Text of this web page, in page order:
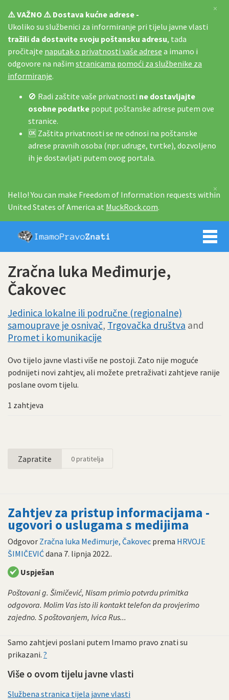
⚠️ VAŽNO ⚠️ Dostava kućne adrese -
Ukoliko su službenici za informiranje pri tijelu javne vlasti
tražili da dostavite svoju poštansku adresu, tada
pročitajte naputak o privatnosti vaše adrese a imamo i
odgovore na našim stranicama pomoći za službenike za
informiranje.
🚫 Radi zaštite vaše privatnosti ne dostavljajte
osobne podatke poput poštanske adrese putem ove
stranice.
🆗 Zaštita privatnosti se ne odnosi na poštanske
adrese pravnih osoba (npr. udruge, tvrtke), dozvoljeno
ih je dostavljati putem ovog portala.
×
Hello! You can make Freedom of Information requests within
United States of America at MuckRock.com.
×
Imamo
Zračna luka Međimurje,
Čakovec
Jedinica lokalne ili područne (regionalne)
samouprave je osnivač, Trgovačka društva and
Promet i komunikacije
Ovo tijelo javne vlasti više ne postoji. Zato nije moguće
podnijeti novi zahtjev, ali možete pretraživati zahtjeve ranije
poslane ovom tijelu.
1 zahtjeva
Zapratite 0pratitelja
Zahtjev za pristup informacijama -
ugovori o uslugama s medijima
Odgovor Zračna luka Međimurje, Čakovec prema HRVOJE
ŠIMIČEVIĆdana 7. lipnja 2022..
Uspješan
Poštovani g. Šimičević, Nisam primio potvrdu primitka
odgovora. Molim Vas isto ili kontakt telefon da provjerimo
zajedno. S poštovanjem, Ivica Rus...
Samo zahtjevi poslani putem Imamo pravo znati su
prikazani. ?
Više o ovom tijelu javne vlasti
Službena stranica tijela javne vlasti